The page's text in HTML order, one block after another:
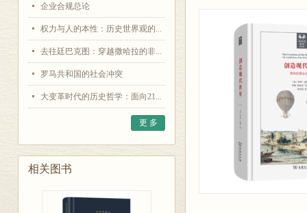
企业合规总论
权力与人的本性：历史世界观的...
去往廷巴克图：穿越撒哈拉的非...
罗马共和国的社会冲突
大变革时代的历史哲学：面向21...
更 多
相关图书